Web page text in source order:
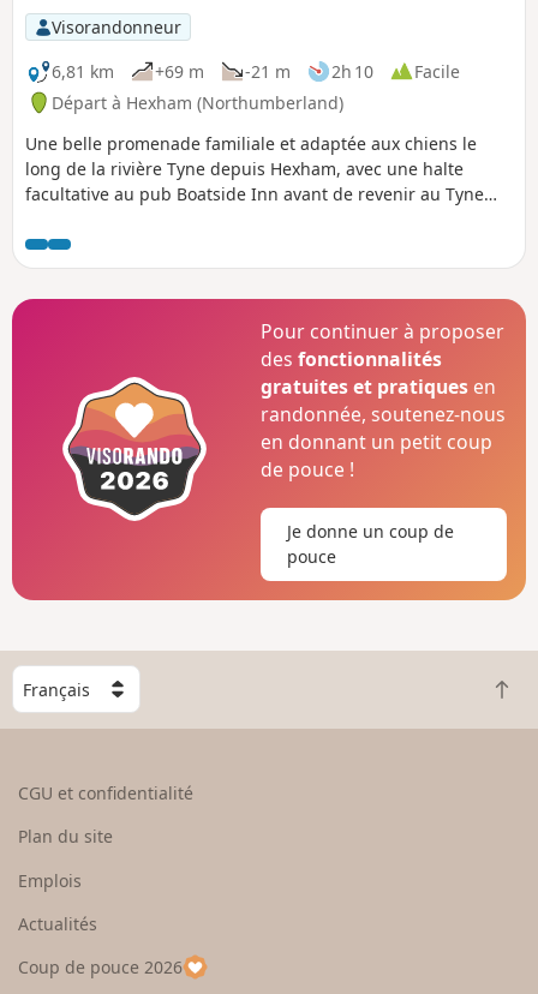
Visorandonneur
6,81 km
+69 m -21 m 2h 10
Facile
Départ à Hexham (Northumberland)
Une belle promenade familiale et adaptée aux chiens le
long de la rivière Tyne depuis Hexham, avec une halte
facultative au pub Boatside Inn avant de revenir au Tyne
d'ombre pour les journées d'été.
Pour continuer à proposer
desfonctionnalités
gratuites et pratiques en
randonnée, soutenez-nous
en donnant un petit coup
de pouce !
Je donne un coup de
pouce
C
h
o
e
u
p
R
e
CGU et confidentialité
Plan du site
Emplois
Actualités
Coup de pouce 2026